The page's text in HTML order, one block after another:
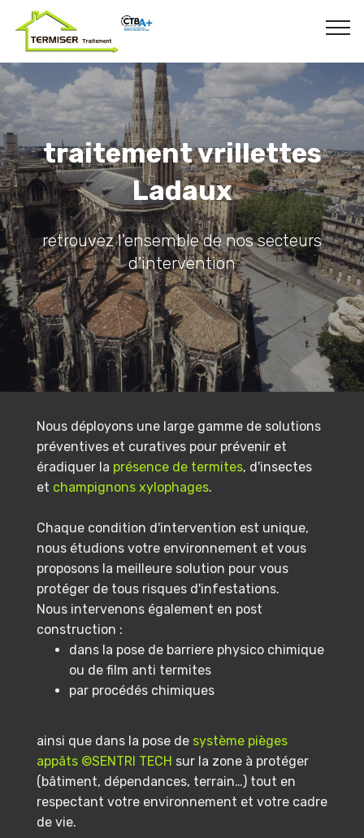
traitement vrillettes
Ladaux
retrouvez l'ensemble de nos secteurs
d'intervention
Nous déployons une large gamme de solutions
préventives et curatives pour prévenir et
éradiquer la présence de termites, d'insectes
et champignons xylophages.
Chaque condition d'intervention est unique,
nous étudions votre environnement et vous
proposons la meilleure solution pour vous
protéger de tous risques d'infestations.
Nous intervenons également en post
construction :
dans la pose de barriere physico chimique
ou de film anti termites
par procédés chimiques
ainsi que dans la pose de système pièges
appâts ©SENTRI TECH sur la zone à protéger
(bâtiment, dépendances, terrain…) tout en
respectant votre environnement et votre cadre
de vie.